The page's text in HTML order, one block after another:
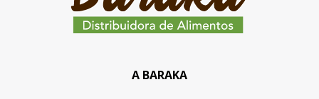
A BARAKA